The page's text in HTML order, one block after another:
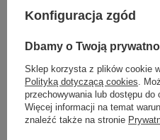
Konfiguracja zgód
Dbamy o Twoją
Sklep korzysta z plików cookie
Polityką dotyczącą cookies .
przechowywania lub dostępu do
Więcej informacji na temat
znaleźć także na stronie